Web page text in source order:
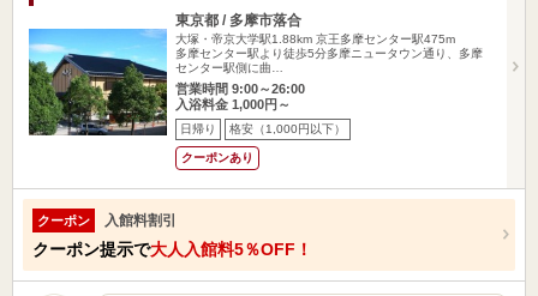
東京都 / 多摩市落合
大塚・帝京大学駅1.88km 京王多摩センター駅475m
多摩センター駅より徒歩5分多摩ニュータウン通り、多摩
センター駅側に曲…
営業時間 9:00～26:00
入浴料金 1,000円～
日帰り 格安（1,000円以下）
クーポンあり
クーポン 入館料割引
クーポン提示で大人入館料5％OFF！